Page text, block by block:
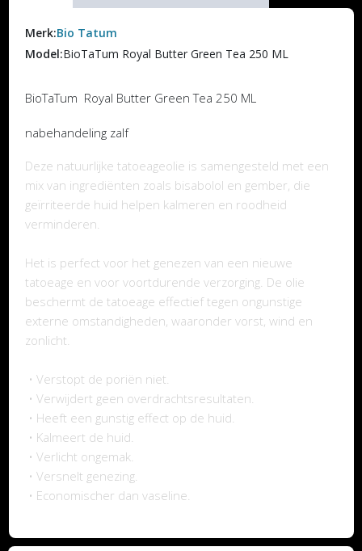
Merk:Bio Tatum
Model:BioTaTum Royal Butter Green Tea 250 ML
BioTaTum Royal Butter Green Tea 250 ML
nabehandeling zalf
Deze natuurlijke tatoeageolie is samengesteld met een
mix van ingrediënten zoals bisabolol en gember, die
geïrriteerde huid helpen kalmeren en roodheid
verminderen.
Het is perfect voor het genezen van een nieuwe
tatoeage en voor voortdurende verzorging. De olie
beschermt de tatoeage effectief tegen ongunstige
externe omstandigheden, waaronder vorst, wind en
zonlicht.
• Verstopt de poriën niet.
• Verwijdert geen overdrachtsresultaten.
• Heeft een gunstig effect op de huid.
• Kalmeert de huid.
• Verlicht ongemak.
• Versnelt genezing.
• Economischer dan vaseline.